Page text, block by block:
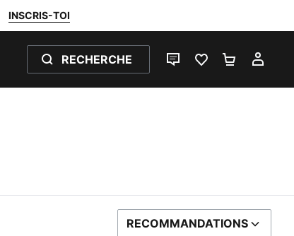
INSCRIS-TOI
RECHERCHE
LIVE CHATFAVORIS 0PANIER 0
TRIER PAR
RECOMMANDATIONS